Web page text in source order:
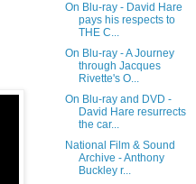
On Blu-ray - David Hare
pays his respects to
THE C...
On Blu-ray - A Journey
through Jacques
Rivette's O...
On Blu-ray and DVD -
David Hare resurrects
the car...
National Film & Sound
Archive - Anthony
Buckley r...